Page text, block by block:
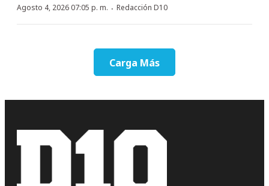
Agosto 4, 2026 07:05 p. m. · Redacción D10
Carga Más